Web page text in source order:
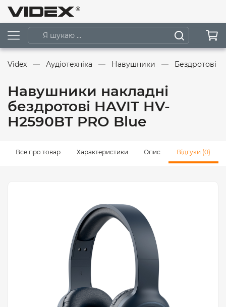
Videx Аудіотехніка Навушники Бездротові
Навушники накладні
бездротові HAVIT HV-
H2590BT PRO Blue
Все про товар Характеристики Опис Відгуки (0)